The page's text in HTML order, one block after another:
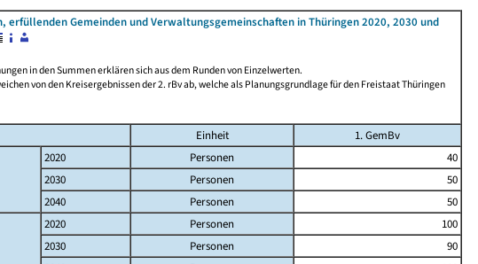
Gemeinden und Verwaltungsgemeinschaften in Thüringen 2020, 2030 und
in den Summen erklären sich aus dem Runden von Einzelwerten.
von den Kreisergebnissen der 2. rBv ab, welche als Planungsgrundlage für den Freistaat Thüringen
Einheit
1. GemBv
2020 Personen
40
2030
Personen
50
2040
Personen
50
2020 Personen
100
2030
Personen
90